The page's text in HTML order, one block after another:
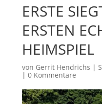
ERSTE
ERSTEN
HEIMSPIEL
von Gerrit Hendrichs |
| 0 Kommentare